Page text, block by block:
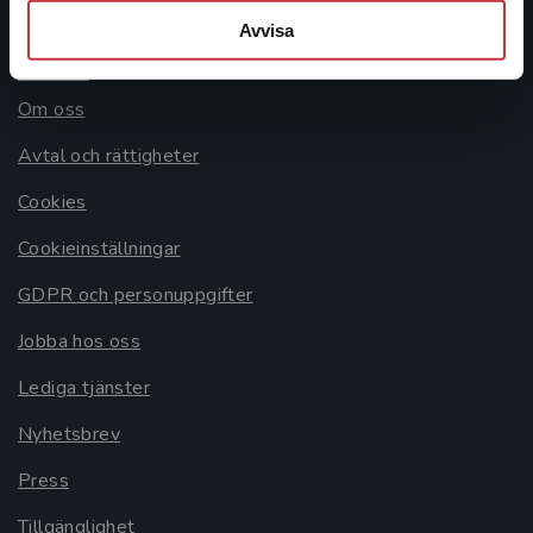
Avvisa
Allmänna länkar
Om oss
Avtal och rättigheter
Cookies
Cookieinställningar
GDPR och personuppgifter
Jobba hos oss
Lediga tjänster
Nyhetsbrev
Press
Tillgänglighet